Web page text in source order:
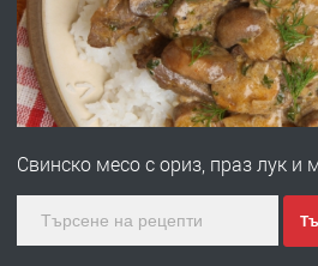
ПРЕДЛАГА
за заведения
ПРЕДЛАГА Дава под наем
Свинско месо с ориз, праз лук и